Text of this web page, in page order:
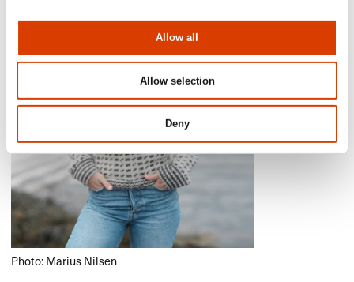
Allow all
Allow selection
Deny
Photo: Marius Nilsen